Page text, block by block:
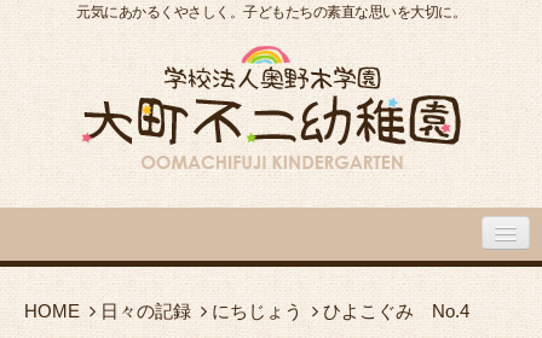
元気にあかるくやさしく。子どもたちの素直な思いを大切に。
大町不二幼稚園について
HOME 日々の記録 にちじょう ひよこぐみ No.4